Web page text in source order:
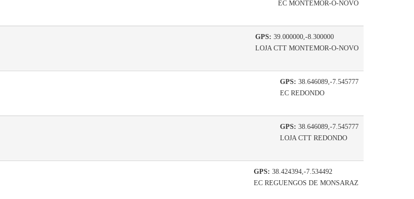
EC MONTEMOR-O-NOVO
GPS: 39.000000,-8.300000
LOJA CTT MONTEMOR-O-NOVO
GPS: 38.646089,-7.545777
EC REDONDO
GPS: 38.646089,-7.545777
LOJA CTT REDONDO
GPS: 38.424394,-7.534492
EC REGUENGOS DE MONSARAZ